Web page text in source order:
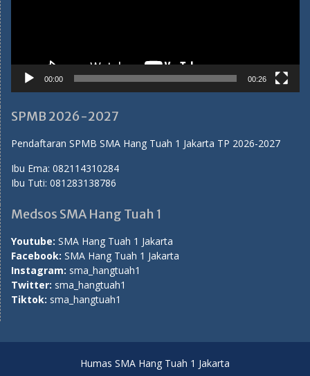
Instagram:
Twitter:
sma_hangtuah1
Tiktok: sma_hangtuah1
Humas SMA Hang Tuah 1 Jakarta
Proudly powered by WordPress